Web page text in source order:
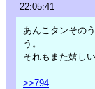
22:05:41
あんこタンその
う。
それもまた嬉し
>>794